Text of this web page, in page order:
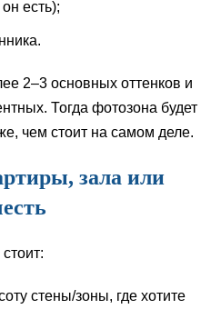
есть);
2–3 основных оттенков и
Тогда фотозона будет
чем стоит на самом деле.
зала или
стены/зоны, где хотите